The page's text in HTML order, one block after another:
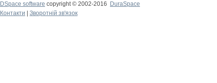
DSpace software copyright © 2002-2016
DuraSpace
Контакти
Зворотній зв'язок